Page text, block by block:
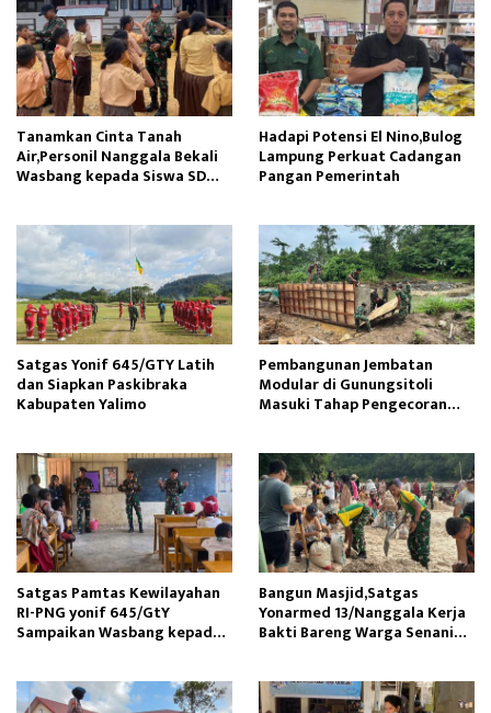
Tanamkan Cinta Tanah
Air,Personil Nanggala Bekali
Wasbang kepada Siswa SD
Hadapi Potensi El Nino,Bulog
Lampung Perkuat Cadangan
Pangan Pemerintah
Satgas Yonif 645/GTY Latih
dan Siapkan Paskibraka
Kabupaten Yalimo
Pembangunan Jembatan
Modular di Gunungsitoli
Masuki Tahap Pengecoran
Satgas Pamtas Kewilayahan
RI-PNG yonif 645/GtY
Sampaikan Wasbang kepada
Bangun Masjid,Satgas
Yonarmed 13/Nanggala Kerja
Bakti Bareng Warga Senaning